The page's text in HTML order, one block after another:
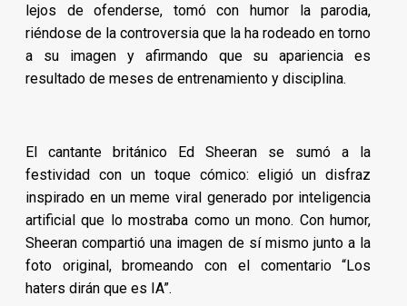
lejos de ofenderse, tomó con humor la parodia,
riéndose de la controversia que la ha rodeado en torno
a su imagen y afirmando que su apariencia es
resultado de meses de entrenamiento y disciplina.
El cantante británico Ed Sheeran se sumó a la
festividad con un toque cómico: eligió un disfraz
inspirado en un meme viral generado por inteligencia
artificial que lo mostraba como un mono. Con humor,
Sheeran compartió una imagen de sí mismo junto a la
foto original, bromeando con el comentario “Los
haters dirán que es IA”.